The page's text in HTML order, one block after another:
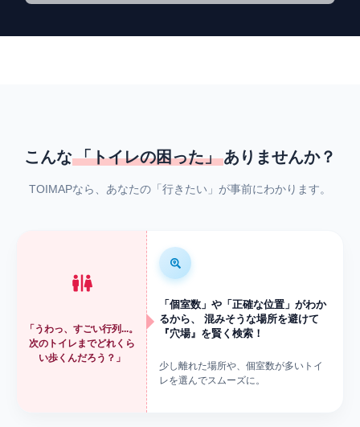
こんな「トイレの困った」 ありませんか？
TOIMAPなら、あなたの「行きたい」が事前にわかります。
「うわっ、すごい行列...。
次のトイレまでどれくら
い歩くんだろう？」
「個室数」や「正確な位置」がわか
るから、 混みそうな場所を避けて
『穴場』を賢く検索！
少し離れた場所や、個室数が多いトイ
レを選んでスムーズに。